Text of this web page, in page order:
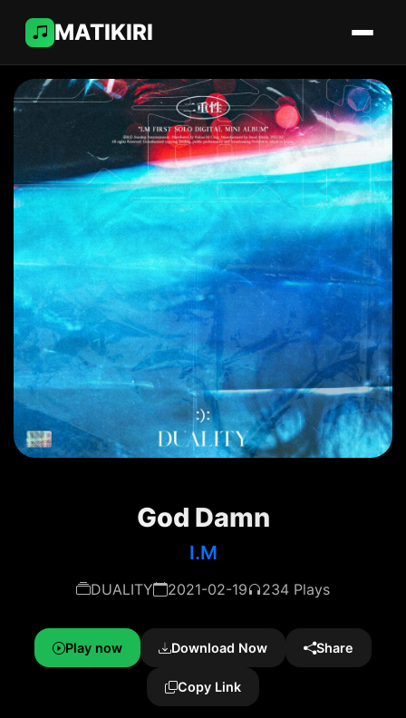
MATIKIRI
God Damn
I.M
DUALITY 2021-02-19 234 Plays
Play now Download Now Share
Copy Link